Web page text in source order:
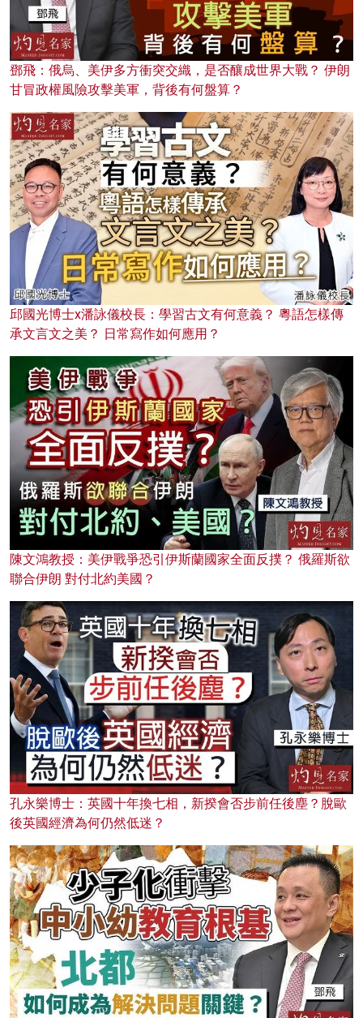
鄧飛：俄烏、美伊多方衝突交織，是否釀成世界大戰？ 伊朗
甘冒政權風險攻擊美軍，背後有何盤算？
邱國光博士x潘詠儀校長：學習古文有何意義？ 粵語怎樣傳
承文言文之美？ 日常寫作如何應用？
陳文鴻教授：美伊戰爭恐引伊斯蘭國家全面反撲？ 俄羅斯欲
聯合伊朗 對付北約美國？
孔永樂博士：英國十年換七相，新揆會否步前任後塵？脫歐
後英國經濟為何仍然低迷？